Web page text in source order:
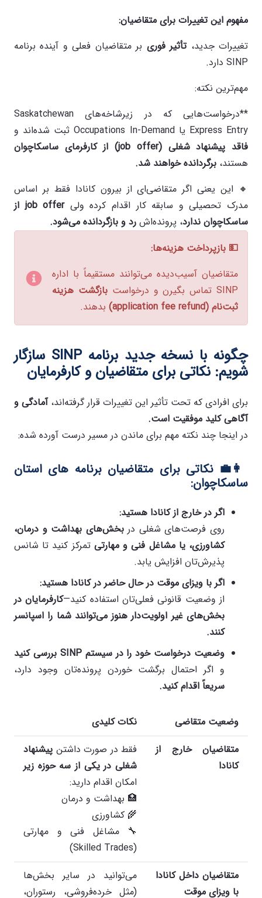
مفهوم این تغییرات برای متقاضیان:
تغییرات جدید،تأثیر فوری بر متقاضیان فعلی و آینده برنامه
SINP دارد.
مهم‌ترین نکته:
**درخواست‌هایی که در زیرشاخه‌های Saskatchewan
Express Entry یا Occupations In-Demand ثبت شده‌اند و
فاقد پیشنهاد شغلی (job offer)
از کارفرمای ساسکاچوان
هستند، برگردانده خواهند شد.
🔸 این یعنی اگر متقاضی‌ای از بیرون کانادا فقط بر اساس
مدرک تحصیلی و سابقه کار اقدام کرده ولیjob offer از
ساسکاچوان ندارد، پرونده‌اش رد و بازگردانده می‌شود.
💵 بازپرداخت هزینه‌ها:
متقاضیان آسیب‌دیده می‌توانند مستقیماً با اداره
SINP تماس بگیرن و درخواست
بازگشت هزینه
ثبت‌نام (application fee refund) بدهند.
چگونه با نسخه جدید برنامه SINP سازگار
شویم: نکاتی برای متقاضیان و کارفرمایان
برای افرادی که تحت تأثیر این تغییرات قرار گرفته‌اند،آمادگی و
آگاهی کلید موفقیت است.
در اینجا چند نکته مهم برای ماندن در مسیر درست آورده شده:
👩‍💼 نکاتی برای متقاضیان برنامه های استان
ساسکاچوان:
اگر در خارج از کانادا هستید:
روی فرصت‌های شغلی دربخش‌های بهداشت و درمان،
کشاورزی، یا مشاغل فنی و مهارتی تمرکز کنید تا شانس
پذیرش‌تان افزایش یابد.
اگر با ویزای موقت در حال حاضر در کانادا هستید:
از وضعیت قانونی فعلی‌تان استفاده کنید—کارفرمایان در
بخش‌های غیر اولویت‌دار هنوز می‌توانند شما را اسپانسر
کنند.
وضعیت درخواست خود را در سیستم SINP
بررسی کنید
و اگر احتمال برگشت خوردن پرونده‌تان وجود دارد،
سریعاً اقدام کنید.
وضعیت متقاضی
نکات کلیدی
متقاضیان خارج از
کانادا
فقط در صورت داشتن پیشنهاد
شغلی در یکی از سه حوزه زیر
امکان اقدام دارید:
🏥 بهداشت و درمان
🌾 کشاورزی
🔧 مشاغل فنی و مهارتی
(Skilled Trades)
متقاضیان داخل کانادا
با ویزای موقت
می‌توانید در سایر بخش‌ها
(مثل خرده‌فروشی، رستوران،